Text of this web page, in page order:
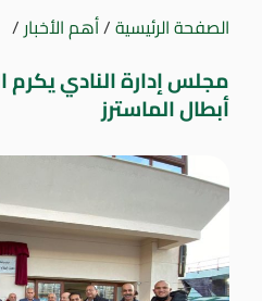
الصفحة الرئيسية/أهم الأخبار/
مجلس إدارة النادي يكرم
أبطال الماسترز